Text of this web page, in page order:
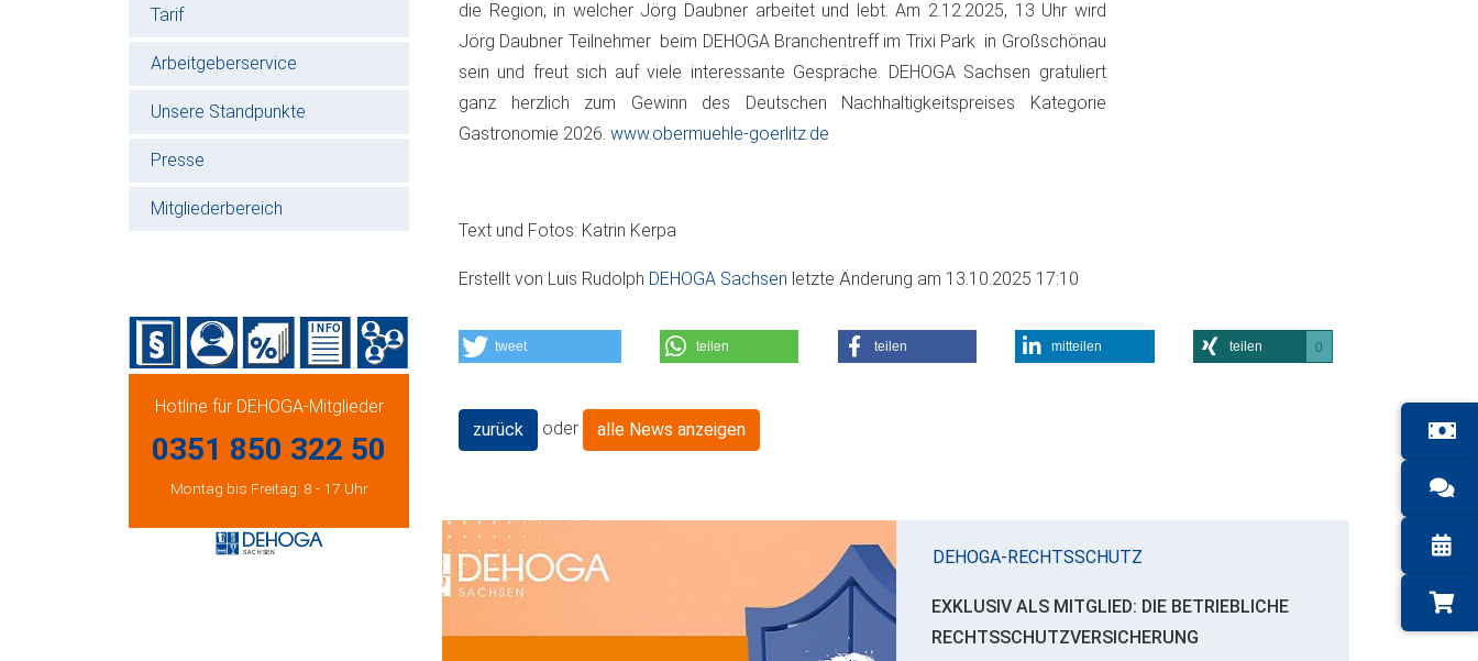
Tarif
Arbeitgeberservice
Unsere Standpunkte
Presse
Mitgliederbereich
Hotline für DEHOGA-Mitglieder
0351 850 322 50
Montag bis Freitag: 8 - 17 Uhr
die Region, in welcher Jörg Daubner arbeitet und lebt. Am 2.12.2025, 13 Uhr wird
Jörg Daubner Teilnehmer beim DEHOGA Branchentreff im Trixi Park in Großschönau
sein und freut sich auf viele interessante Gespräche. DEHOGA Sachsen gratuliert
ganz herzlich zum Gewinn des Deutschen Nachhaltigkeitspreises Kategorie
Gastronomie 2026. www.obermuehle-goerlitz.de
Text und Fotos: Katrin Kerpa
Erstellt von Luis Rudolph DEHOGA Sachsen letzte Änderung am 13.10.2025 17:10
tweet teilen teilen mitteilen teilen 0
zurück oder alle News anzeigen
DEHOGA-RECHTSSCHUTZ
EXKLUSIV ALS MITGLIED: DIE BETRIEBLICHE
RECHTSSCHUTZVERSICHERUNG